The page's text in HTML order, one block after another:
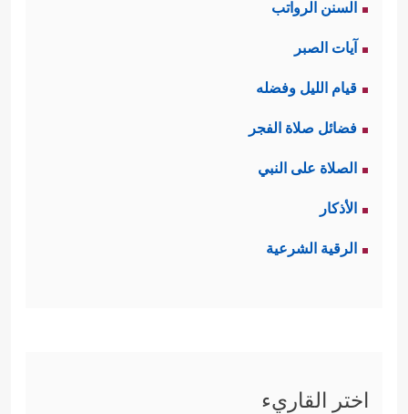
السنن الرواتب
آيات الصبر
قيام الليل وفضله
فضائل صلاة الفجر
الصلاة على النبي
الأذكار
الرقية الشرعية
اختر القاريء